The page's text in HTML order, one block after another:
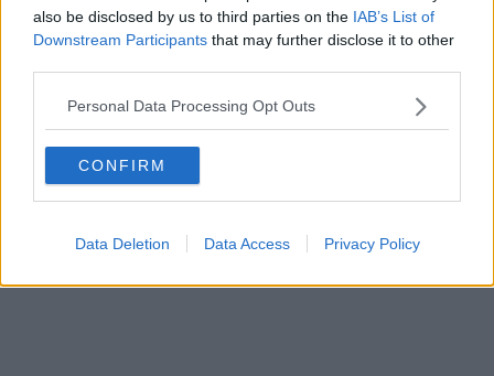
also be disclosed by us to third parties on the IAB’s List of
Downstream Participants that may further disclose it to other
Personal Data Processing Opt Outs
CONFIRM
Data Deletion Data Access Privacy Policy
Pietrasanta durante il passaggio dei ciclisti.